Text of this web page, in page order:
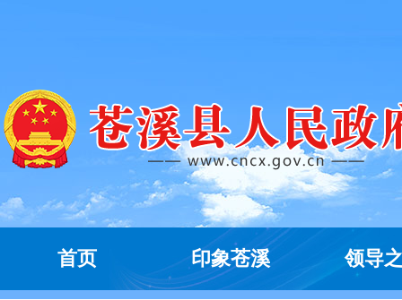
首页 印象苍溪 领导